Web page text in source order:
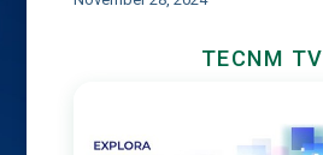
TECNM TV